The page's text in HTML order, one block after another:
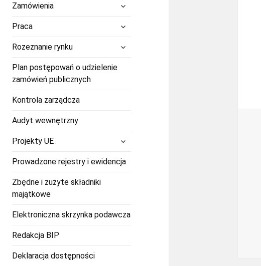
Zamówienia
Praca
Rozeznanie rynkurozwiń
menu
potomne
Plan postępowań o udzielenie
zamówień publicznych
Kontrola zarządcza
Audyt wewnętrzny
Projekty UE
potomne
Prowadzone rejestry i ewidencja
Zbędne i zużyte składniki
majątkowe
Elektroniczna skrzynka podawcza
Redakcja BIP
Deklaracja dostępności